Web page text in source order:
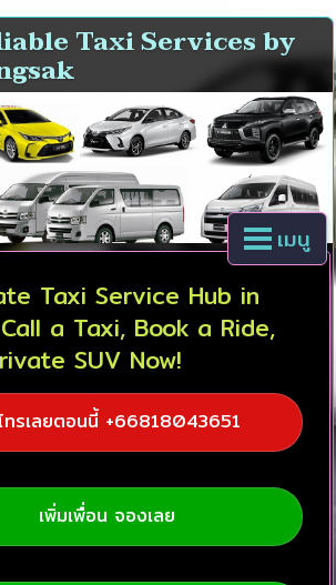
Taxi Services by
เมนู
Taxi Service Hub in
a Taxi, Book a Ride,
SUV Now!
ทรเลยตอนนี้ +66818043651
เพิ่มเพื่อน จองเลย